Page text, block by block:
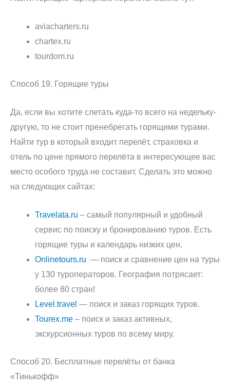
aviacharters.ru
chartex.ru
tourdom.ru
Способ 19. Горящие туры
Да, если вы хотите слетать куда-то всего на недельку-
другую, то не стоит пренебрегать горящими турами.
Найти тур в который входит перелёт, страховка и
отель по цене прямого перелёта в интересующее вас
место особого труда не составит. Сделать это можно
на следующих сайтах:
Travelata.ru – самый популярный и удобный
сервис по поиску и бронированию туров. Есть
горящие туры и календарь низких цен.
Onlinetours.ru — поиск и сравнение цен на туры
у 130 туроператоров. География потрясает:
более 80 стран!
Level.travel — поиск и заказ горящих туров.
Tourex.me – поиск и заказ активных,
экскурсионных туров по всему миру.
Способ 20. Бесплатные перелёты от банка
«Тинькофф»